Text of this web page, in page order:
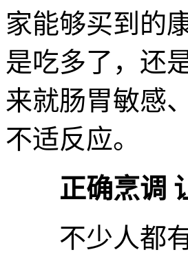
家能够买到的
是吃多了，还
来就肠胃敏感
不适反应。
正确烹调
不少人都有